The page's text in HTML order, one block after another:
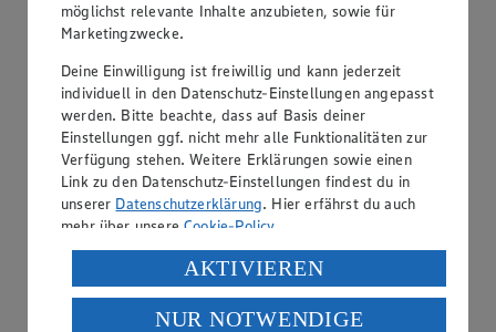
Kategorie: Kochen
man sie regelmäßig roh verzehrt – Auswirkungen auf die
Verdauung haben können. Der Stoff Phytinsäure, den man
durch das Einweichen eliminiert, hat nicht nur schlechte
Eigenschaften. Daher sind b…
weiterlesen
Wie kann ich Kürbiskerne rösten?
Fruchtfleisch befreien, abspülen und gut trocknen lassen.
möglichst relevante Inhalte anzubieten, sowie für
Marketingzwecke.
Deine Einwilligung ist freiwillig und kann jederzeit
individuell in den Datenschutz-Einstellungen angepasst
werden. Bitte beachte, dass auf Basis deiner
Einstellungen ggf. nicht mehr alle Funktionalitäten zur
Verfügung stehen. Weitere Erklärungen sowie einen
Link zu den Datenschutz-Einstellungen findest du in
unserer Datenschutzerklärung. Hier erfährst du auch
mehr über unsereCookie-Policy.
Verarbeitung deiner personenbezogenen Daten in den
USA durch Facebook und YouTube:
Wenn du auf „Aktivieren“ klickst, willigst du im Sinne
AKTIVIEREN
NUR NOTWENDIGE